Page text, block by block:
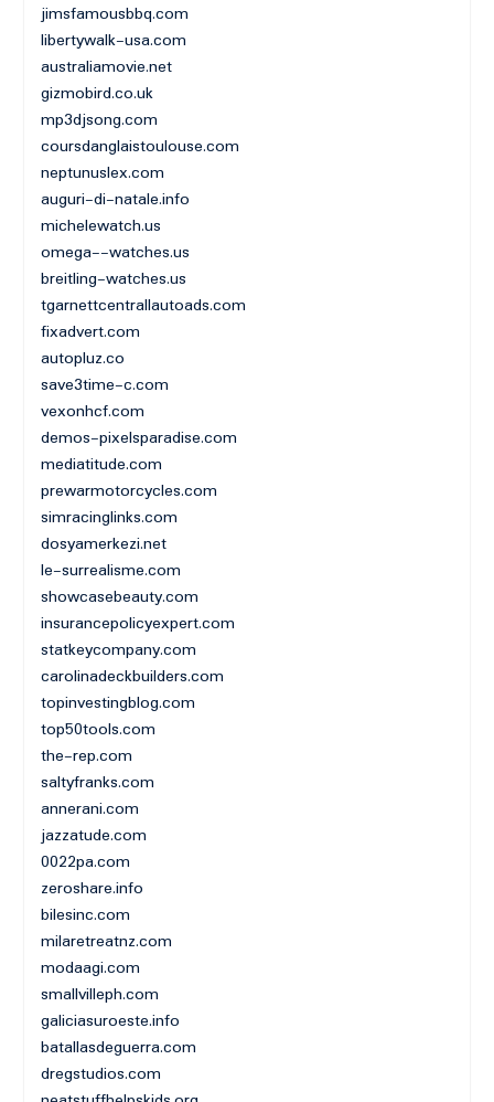
jimsfamousbbq.com
libertywalk-usa.com
australiamovie.net
gizmobird.co.uk
mp3djsong.com
coursdanglaistoulouse.com
neptunuslex.com
auguri-di-natale.info
michelewatch.us
omega--watches.us
breitling-watches.us
tgarnettcentrallautoads.com
fixadvert.com
autopluz.co
save3time-c.com
vexonhcf.com
demos-pixelsparadise.com
mediatitude.com
prewarmotorcycles.com
simracinglinks.com
dosyamerkezi.net
le-surrealisme.com
showcasebeauty.com
insurancepolicyexpert.com
statkeycompany.com
carolinadeckbuilders.com
topinvestingblog.com
top50tools.com
the-rep.com
saltyfranks.com
annerani.com
jazzatude.com
0022pa.com
zeroshare.info
bilesinc.com
milaretreatnz.com
modaagi.com
smallvilleph.com
galiciasuroeste.info
batallasdeguerra.com
dregstudios.com